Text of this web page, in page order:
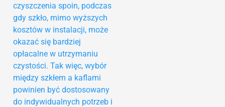
czyszczenia spoin, podczas
gdy szkło, mimo wyższych
kosztów w instalacji, może
okazać się bardziej
opłacalne w utrzymaniu
czystości. Tak więc, wybór
między szkłem a kaflami
powinien być dostosowany
do indywidualnych potrzeb i